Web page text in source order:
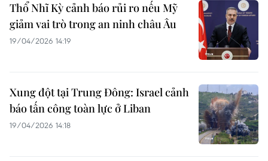
Thổ Nhĩ Kỳ cảnh báo rủi ro nếu Mỹ
giảm vai trò trong an ninh châu Âu
19/04/2026 14:19
Xung đột tại Trung Đông: Israel cảnh
báo tấn công toàn lực ở Liban
19/04/2026 14:18